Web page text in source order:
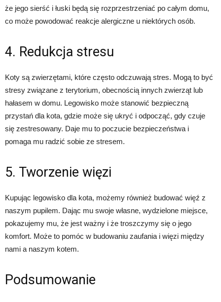
że jego sierść i łuski będą się rozprzestrzeniać po całym domu,
co może powodować reakcje alergiczne u niektórych osób.
4. Redukcja stresu
Koty są zwierzętami, które często odczuwają stres. Mogą to być
stresy związane z terytorium, obecnością innych zwierząt lub
hałasem w domu. Legowisko może stanowić bezpieczną
przystań dla kota, gdzie może się ukryć i odpocząć, gdy czuje
się zestresowany. Daje mu to poczucie bezpieczeństwa i
pomaga mu radzić sobie ze stresem.
5. Tworzenie więzi
Kupując legowisko dla kota, możemy również budować więź z
naszym pupilem. Dając mu swoje własne, wydzielone miejsce,
pokazujemy mu, że jest ważny i że troszczymy się o jego
komfort. Może to pomóc w budowaniu zaufania i więzi między
nami a naszym kotem.
Podsumowanie